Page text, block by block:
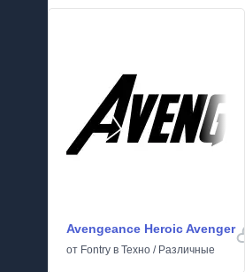
Avengeance Heroic Avenger
от Fontry в Техно / Различные